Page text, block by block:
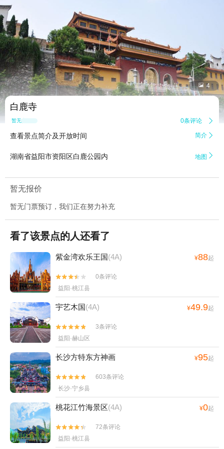
 4
白鹿寺
暂无点评 0条评论 
查看景点简介及开放时间 简介 
湖南省益阳市资阳区白鹿公园内 地图 
暂无报价
暂无门票预订，我们正在努力补充
看了该景点的人还看了
紫金湾欢乐王国(4A) ¥88起


0条评论
益阳·桃江县
宇艺木国(4A) ¥49.9起


3条评论
益阳·赫山区
长沙方特东方神画 ¥95起


603条评论
长沙·宁乡县
桃花江竹海景区(4A) ¥0起


72条评论
益阳·桃江县
